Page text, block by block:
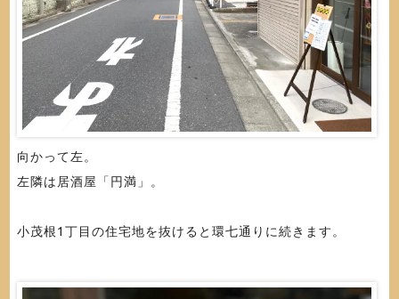
向かって左。
左隣は居酒屋「円満」。
小茂根1丁目の住宅地を抜けると環七通りに続きます。